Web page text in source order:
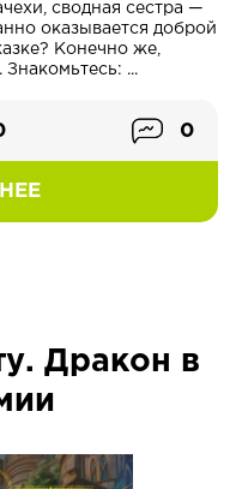
сводная сестра —
оказывается доброй
Конечно же,
...
0
Дракон в